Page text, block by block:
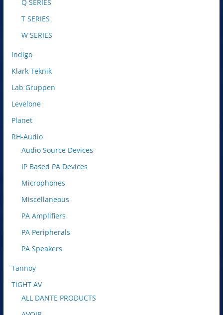
Q SERIES
T SERIES
W SERIES
Indigo
Klark Teknik
Lab Gruppen
Levelone
Planet
RH-Audio
Audio Source Devices
IP Based PA Devices
Microphones
Miscellaneous
PA Amplifiers
PA Peripherals
PA Speakers
Tannoy
TiGHT AV
ALL DANTE PRODUCTS